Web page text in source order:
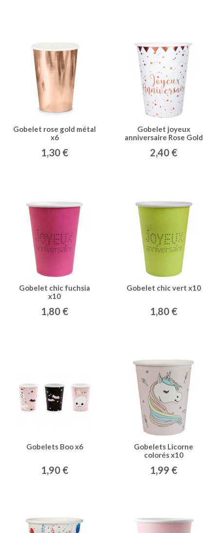
Gobelet rose gold métal
x6
1,30 €
Gobelet joyeux
anniversaire Rose Gold
2,40 €
Gobelet chic fuchsia
x10
1,80 €
Gobelet chic vert x10
1,80 €
Gobelets Boo x6
1,90 €
Gobelets Licorne
colorés x10
1,99 €